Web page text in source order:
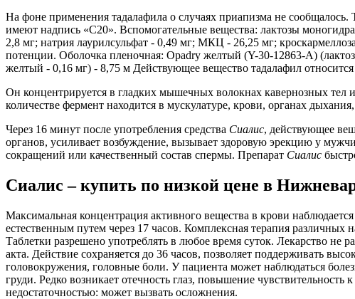
На фоне применения тадалафила о случаях приапизма не
имеют надпись «С20». Вспомогательные вещества: лактозы
2,8 мг; натрия лаурилсульфат - 0,49 мг; МКЦ - 26,25 мг;
потенции. Оболочка пленочная: Opadry желтый (Y-30-12863-A)
желтый - 0,16 мг) - 8,75 м Действующее вещество тадалафил
Он концентрируется в гладких мышечных волокнах кавернозных
количестве фермент находится в мускулатуре, крови, органах
Через 16 минут после употребления средства Сиалис, действующее
органов, усиливает возбуждение, вызывает здоровую эрекцию у
сокращений или качественный состав спермы. Препарат Сиалис
Сиалис – купить по низкой цене в
Максимальная концентрация активного вещества в крови
естественным путем через 17 часов. Комплексная терапия
Таблетки разрешено употреблять в любое время суток. Лекарство не
акта. Действие сохраняется до 36 часов, позволяет поддерживать
головокружения, головные боли. У пациента может наблюдаться
груди. Редко возникает отечность глаз, повышение
недостаточностью: может вызвать осложнения.